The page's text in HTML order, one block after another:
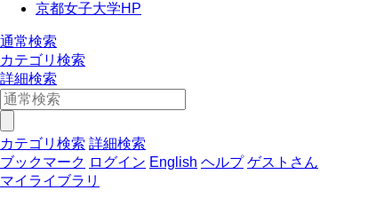
京都女子大学HP
通常検索
カテゴリ検索
詳細検索
カテゴリ検索 詳細検索
ブックマーク ログイン English ヘルプ ゲストさん
マイライブラリ